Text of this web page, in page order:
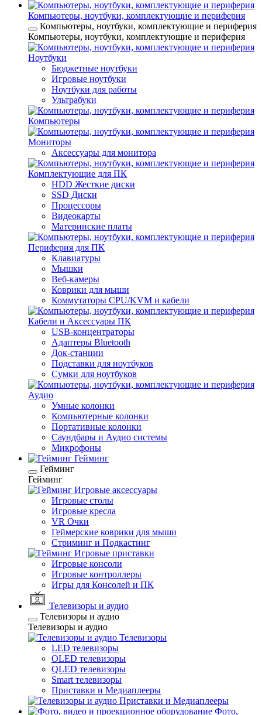
Компьютеры, ноутбуки, комплектующие и периферия
Компьютеры, ноутбуки, комплектующие и периферия
Компьютеры, ноутбуки, комплектующие и периферия
Ноутбуки
Бюджетные ноутбуки
Игровые ноутбуки
Ноутбуки для работы
Ультрабуки
Компьютеры
Мониторы
Аксессуары для монитора
Комплектующие для ПК
HDD Жесткие диски
SSD Диски
Процессоры
Видеокарты
Материнские платы
Периферия для ПК
Клавиатуры
Мышки
Веб-камеры
Коврики для мыши
Коммутаторы CPU/KVM и кабели
Кабели и Аксессуары ПК
USB-концентраторы
Адаптеры Bluetooth
Док-станции
Подставки для ноутбуков
Сумки для ноутбуков
Аудио
Умные колонки
Компьютерные колонки
Портативные колонки
Саундбары и Аудио системы
Микрофоны
Гейминг
Гейминг
Гейминг
Игровые аксессуары
Игровые столы
Игровые кресла
VR Очки
Геймерские коврики для мыши
Стриминг и Подкастинг
Игровые приставки
Игровые консоли
Игровые контроллеры
Игры для Консолей и ПК
Телевизоры и аудио
Телевизоры и аудио
Телевизоры и аудио
Телевизоры
LED телевизоры
OLED телевизоры
QLED телевизоры
Smart телевизоры
Приставки и Медиаплееры
Приставки и Медиаплееры
Фото,